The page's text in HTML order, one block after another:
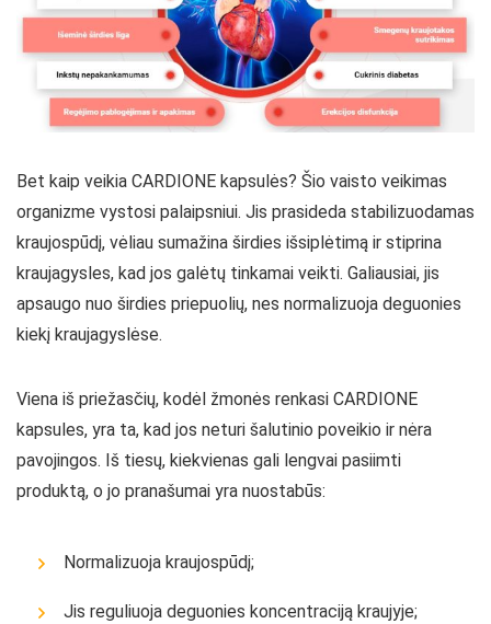
Bet kaip veikia CARDIONE kapsulės? Šio vaisto veikimas
organizme vystosi palaipsniui. Jis prasideda stabilizuodamas
kraujospūdį, vėliau sumažina širdies išsiplėtimą ir stiprina
kraujagysles, kad jos galėtų tinkamai veikti. Galiausiai, jis
apsaugo nuo širdies priepuolių, nes normalizuoja deguonies
kiekį kraujagyslėse.
Viena iš priežasčių, kodėl žmonės renkasi CARDIONE
kapsules, yra ta, kad jos neturi šalutinio poveikio ir nėra
pavojingos. Iš tiesų, kiekvienas gali lengvai pasiimti
produktą, o jo pranašumai yra nuostabūs:
Normalizuoja kraujospūdį;
Jis reguliuoja deguonies koncentraciją kraujyje;